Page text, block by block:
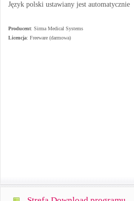
Język polski ustawiany jest automatycznie
Producent: Sirma Medical Systems
Licencja: Freeware (darmowa)